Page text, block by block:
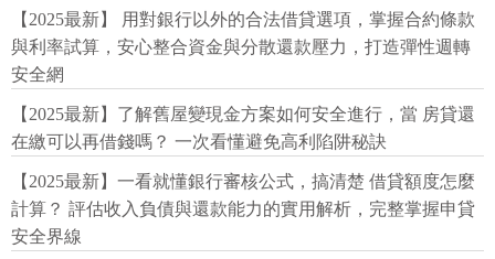
【2025最新】 用對銀行以外的合法借貸選項，掌握合約條款
與利率試算，安心整合資金與分散還款壓力，打造彈性週轉
安全網
【2025最新】了解舊屋變現金方案如何安全進行，當 房貸還
在繳可以再借錢嗎？ 一次看懂避免高利陷阱秘訣
【2025最新】一看就懂銀行審核公式，搞清楚 借貸額度怎麼
計算？ 評估收入負債與還款能力的實用解析，完整掌握申貸
安全界線